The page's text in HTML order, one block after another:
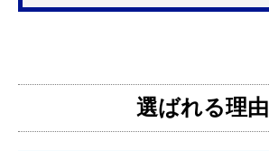
【その他感想・コメント】
選ばれる理由